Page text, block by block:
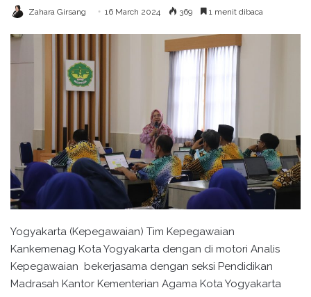
Zahara Girsang 16 March 2024 369 1 menit dibaca
Yogyakarta (Kepegawaian) Tim Kepegawaian
Kankemenag Kota Yogyakarta dengan di motori Analis
Kepegawaian bekerjasama dengan seksi Pendidikan
Madrasah Kantor Kementerian Agama Kota Yogyakarta